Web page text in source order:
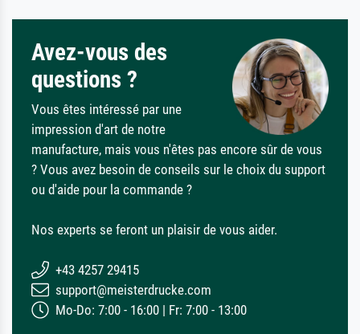
Avez-vous des
questions ?
Vous êtes intéressé par une
impression d'art de notre
manufacture, mais vous n'êtes pas encore sûr de vous
? Vous avez besoin de conseils sur le choix du support
ou d'aide pour la commande ?
Nos experts se feront un plaisir de vous aider.
+43 4257 29415
support@meisterdrucke.com
Mo-Do: 7:00 - 16:00 | Fr: 7:00 - 13:00